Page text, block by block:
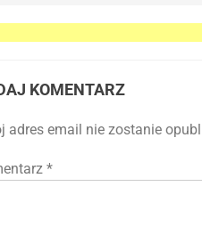
KOMENTARZ
adres email nie zostanie
*